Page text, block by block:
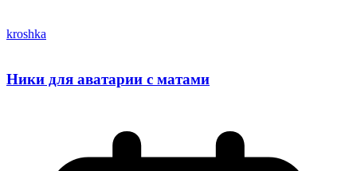
kroshka
Ники для аватарии с матами